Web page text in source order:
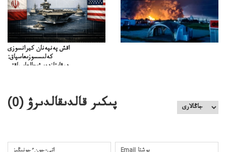
اقش پەنپەنان كيرانسوزى
كەلىسسوزىعاسپاق:
دوقايتازدەسۋىجالعاسپاقتى
پىكىر قالدىقالدىرۋ (0
)